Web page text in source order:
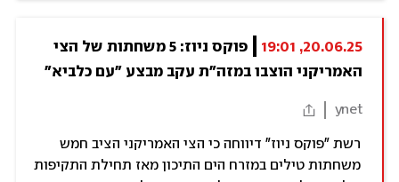
20.06.25, 19:01
האמריקני הוצבו במזה"ת עקב מבצע "עם כלביא"
ynet
רשת "פוקס ניוז" דיווחה כי הצי האמריקני הציב חמש
משחתות טילים במזרח הים התיכון מאז תחילת התקיפות